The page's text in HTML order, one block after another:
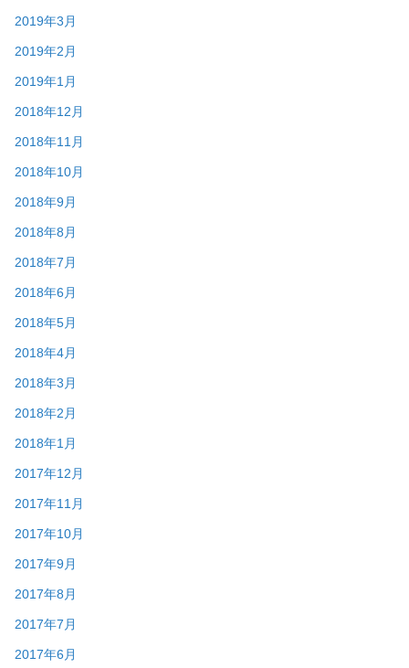
2019年3月
2019年2月
2019年1月
2018年12月
2018年11月
2018年10月
2018年9月
2018年8月
2018年7月
2018年6月
2018年5月
2018年4月
2018年3月
2018年2月
2018年1月
2017年12月
2017年11月
2017年10月
2017年9月
2017年8月
2017年7月
2017年6月